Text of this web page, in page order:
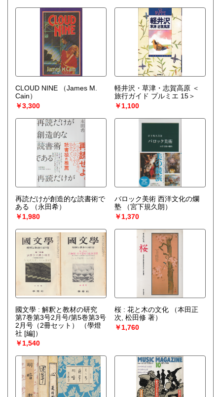
CLOUD NINE
（James M.
Cain）
￥3,300
軽井沢・草津・志賀高原 ＜
旅行ガイド プルミエ 15＞
￥1,100
再読だけが創造的な読書術で
ある
（永田希）
￥1,980
バロック美術 西洋文化の爛
塾
（宮下規久朗）
￥1,370
國文學 : 解釈と教材の研究
第7巻第3号2月号/第5巻第3号
2月号（2冊セット）
（學燈
社 [編]）
￥1,540
桜 : 花と木の文化
（本田正
次, 松田修 著）
￥1,760